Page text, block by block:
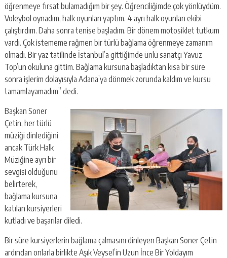
öğrenmeye fırsat bulamadığım bir şey. Öğrenciliğimde çok yönlüydüm.
Voleybol oynadım, halk oyunları yaptım. 4 ayrı halk oyunları ekibi
çalıştırdım. Daha sonra tenise başladım. Bir dönem motosiklet tutkum
vardı. Çok istememe rağmen bir türlü bağlama öğrenmeye zamanım
olmadı. Bir yaz tatilinde İstanbul’a gittiğimde ünlü sanatçı Yavuz
Top’un okuluna gittim. Bağlama kursuna başladıktan kısa bir süre
sonra işlerim dolayısıyla Adana’ya dönmek zorunda kaldım ve kursu
tamamlayamadım” dedi.
Başkan Soner
Çetin, her türlü
müziği dinlediğini
ancak Türk Halk
Müziğine ayrı bir
sevgisi olduğunu
belirterek,
bağlama kursuna
katılan kursiyerleri
kutladı ve başarılar diledi.
Bir süre kursiyerlerin bağlama çalmasını dinleyen Başkan Soner Çetin
ardından onlarla birlikte Aşık Veysel’in Uzun İnce Bir Yoldayım